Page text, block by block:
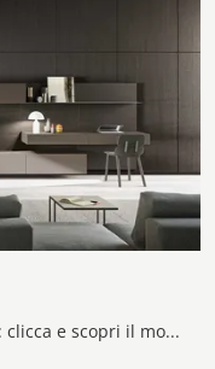
Pareti attrezzate e pensili Alf Da Frè: clicca e scopri il modello Day Collection 01 e potrai impreziosire stanze moderne di ogni tipo.